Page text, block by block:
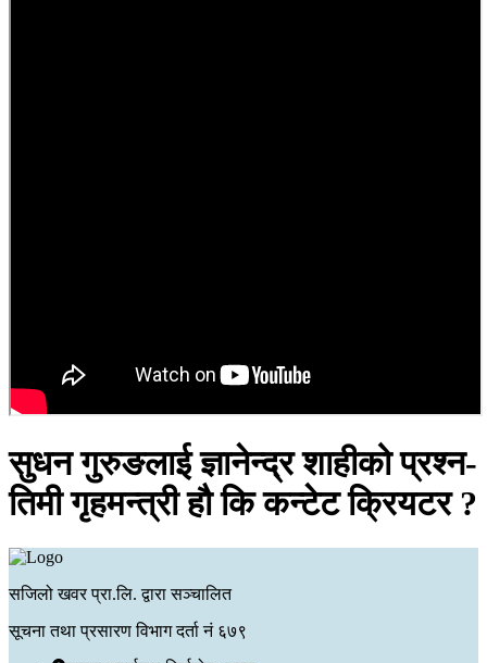
सुधन गुरुङलाई ज्ञानेन्द्र शाहीको प्रश्न-
तिमी गृहमन्त्री हौ कि कन्टेट क्रियटर ?
सजिलो खवर प्रा.लि. द्वारा सञ्चालित
सूचना तथा प्रसारण विभाग दर्ता नं ६७९